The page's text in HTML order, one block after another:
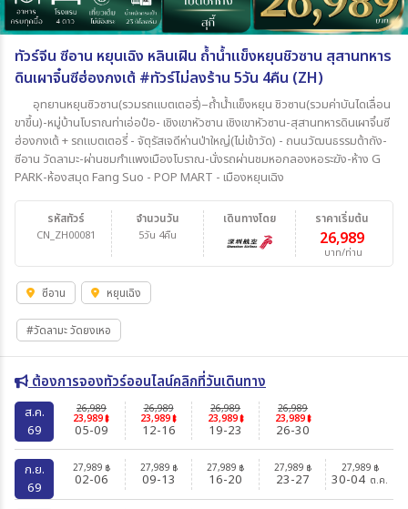
ทัวร์จีน ซีอาน หยุนเฉิง หลินเฝิน ถ้ำน้ำแข็งหยุนชิวซาน สุสานทหาร
ดินเผาจิ๋นซีฮ่องกงเต้ #ทัวร์ไม่ลงร้าน 5วัน 4คืน (ZH)
อุทยานหยุนซิวซาน(รวมรถแบตเตอรี่)–ถ้ำน้ำแข็งหยุน ชิวซาน(รวมค่าบันไดเลื่อน
ขาขึ้น)-หมู่บ้านโบราณท่าเอ่อป๋อ- เชิงเขาหัวซาน เชิงเขาหัวซาน-สุสานทหารดินเผาจิ๋นซี
ฮ่องกงเต้ + รถแบตเตอรี่ - จัตุรัสเจดีห่านป่าใหญ่(ไม่เข้าวัด) - ถนนวัฒนธรรมต้าถัง-
ซีอาน วัดลามะ-ผ่านชมกำแพงเมืองโบราณ-นั่งรถผ่านชมหอกลองหอระฆัง-ห้าง G
PARK-ห้องสมุด Fang Suo - POP MART - เมืองหยุนเฉิง
รหัสทัวร์
CN_ZH00081
จำนวนวัน
5วัน 4คืน
ราคาเริ่มต้น
26,989
บาท/ท่าน
เดินทางโดย
ซีอาน หยุนเฉิง
#วัดลามะ วัดยงเหอ
ต้องการจองทัวร์ออนไลน์คลิกที่วันเดินทาง
ส.ค.
69
26,989
23,989฿
05-09
26,989
23,989฿
12-16
26,989
23,989฿
19-23
26,989
23,989฿
26-30
ก.ย.
69
27,989 ฿
02-06
27,989 ฿
09-13
27,989 ฿
16-20
27,989 ฿
23-27
27,989 ฿
30-04 ต.ค.